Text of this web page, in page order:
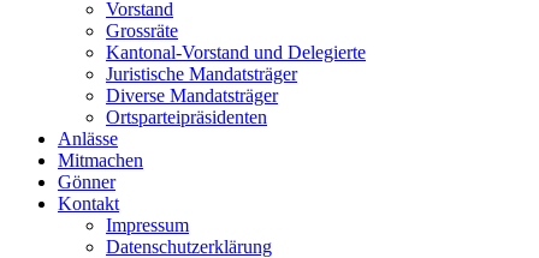
Vorstand
Grossräte
Kantonal-Vorstand und Delegierte
Juristische Mandatsträger
Diverse Mandatsträger
Ortsparteipräsidenten
Anlässe
Mitmachen
Gönner
Kontakt
Impressum
Datenschutzerklärung